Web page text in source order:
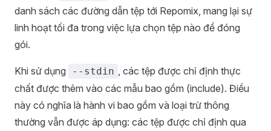
danh sách các đường dẫn tệp tới Repomix, mang lại sự
linh hoạt tối đa trong việc lựa chọn tệp nào để đóng
gói.
Khi sử dụng --stdin , các tệp được chỉ định thực
chất được thêm vào các mẫu bao gồm (include). Điều
này có nghĩa là hành vi bao gồm và loại trừ thông
thường vẫn được áp dụng: các tệp được chỉ định qua